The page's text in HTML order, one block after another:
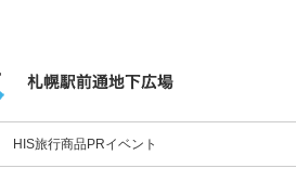
HIS旅行商品PRイベント